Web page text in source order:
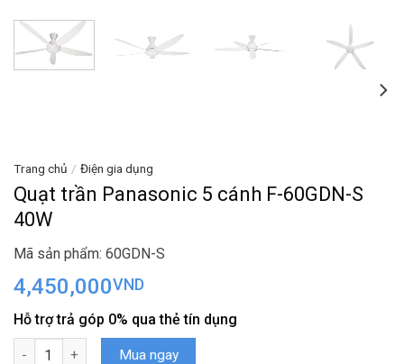
Trang chủ / Điện gia dụng
Quạt trần Panasonic 5 cánh F-60GDN-S
40W
Mã sản phẩm: 60GDN-S
4,450,000VND
Hỗ trợ trả góp 0% qua thẻ tín dụng
Quạt trần Panasonic 5 cánh F-60GDN-S 40W số lượng
Mua ngay